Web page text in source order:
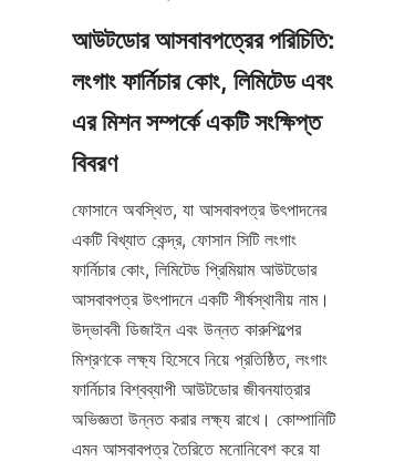
আউটডোর আসবাবপত্রের পরিচিতি:
লংগাং ফার্নিচার কোং, লিমিটেড এবং
এর মিশন সম্পর্কে একটি সংক্ষিপ্ত
ফোসানে অবস্থিত, যা আসবাবপত্র উৎপাদনের
একটি বিখ্যাত কেন্দ্র, ফোসান সিটি লংগাং
ফার্নিচার কোং, লিমিটেড প্রিমিয়াম আউটডোর
আসবাবপত্র উৎপাদনে একটি শীর্ষস্থানীয় নাম।
উদ্ভাবনী ডিজাইন এবং উন্নত কারুশিল্পের
মিশ্রণকে লক্ষ্য হিসেবে নিয়ে প্রতিষ্ঠিত, লংগাং
ফার্নিচার বিশ্বব্যাপী আউটডোর জীবনযাত্রার
অভিজ্ঞতা উন্নত করার লক্ষ্য রাখে। কোম্পানিটি
এমন আসবাবপত্র তৈরিতে মনোনিবেশ করে যা